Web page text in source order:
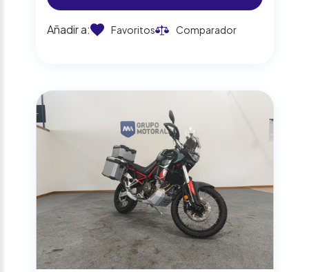
Añadir a: Favoritos Comparador